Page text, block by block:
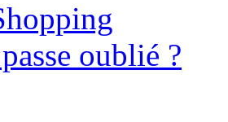
oublié ?